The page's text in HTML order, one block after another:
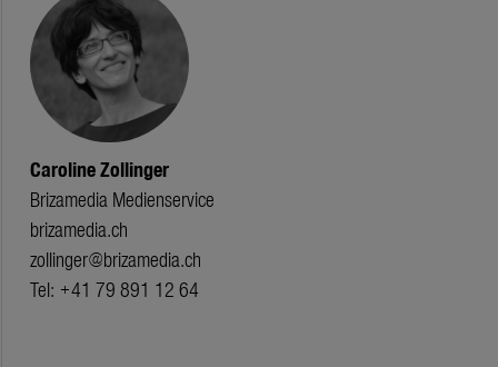
Caroline Zollinger
Brizamedia Medienservice
brizamedia.ch
zollinger@brizamedia.ch
Tel: +41 79 891 12 64